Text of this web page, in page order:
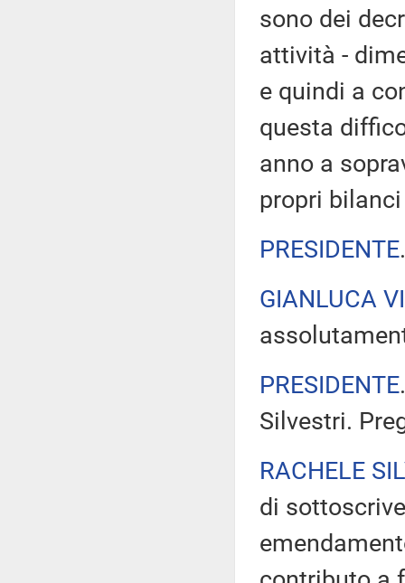
sono dei
attività -
e quindi a
questa
anno a
propri
PRESIDENTE
GIANLUCA
PRESIDENTE
Silvestri.
RACHELE
di